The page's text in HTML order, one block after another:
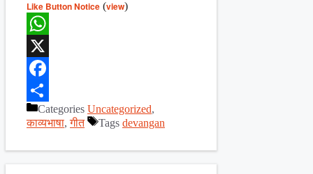
Like Button Notice (view)
WhatsApp
X
Facebook
ShareCategories Uncategorized,
काव्यभाषा,गीत Tags devangan